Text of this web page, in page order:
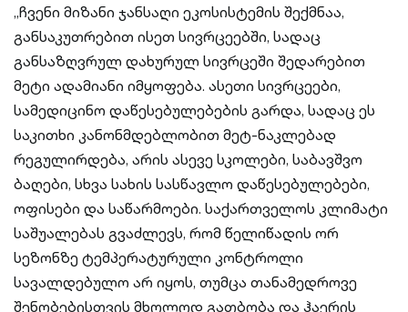
„ჩვენი მიზანი ჯანსაღი ეკოსისტემის შექმნაა,
განსაკუთრებით ისეთ სივრცეებში, სადაც
განსაზღვრულ დახურულ სივრცეში შედარებით
მეტი ადამიანი იმყოფება. ასეთი სივრცეები,
სამედიცინო დაწესებულებების გარდა, სადაც ეს
საკითხი კანონმდებლობით მეტ-ნაკლებად
რეგულირდება, არის ასევე სკოლები, საბავშვო
ბაღები, სხვა სახის სასწავლო დაწესებულებები,
ოფისები და საწარმოები. საქართველოს კლიმატი
საშუალებას გვაძლევს, რომ წელიწადის ორ
სეზონზე ტემპერატურული კონტროლი
სავალდებულო არ იყოს, თუმცა თანამედროვე
შენობებისთვის მხოლოდ გათბობა და ჰაერის